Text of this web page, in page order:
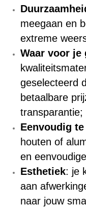
meegaan en
extreme
Waar voor je
geselecteerd
betaalbare
transparantie;
Eenvoudig
houten of
en
Esthetiek: je
aan
naar jouw